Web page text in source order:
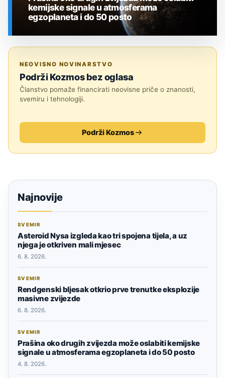
kemijske signale u atmosferama
egzoplaneta i do 50 posto
NEOVISNO NOVINARSTVO
Podrži Kozmos bez oglasa
Članstvo pomaže financirati neovisne priče o znanosti,
svemiru i tehnologiji.
Podrži Kozmos
Najnovije
SVEMIR
Asteroid Nysa izgleda kao tri spojena tijela, a uz
njega je otkriven mali mjesec
6. 8. 2026.
SVEMIR
Rendgenski bljesak otkrio prve trenutke eksplozije
masivne zvijezde
6. 8. 2026.
SVEMIR
Prašina oko drugih zvijezda može oslabiti kemijske
signale u atmosferama egzoplaneta i do 50 posto
4. 8. 2026.